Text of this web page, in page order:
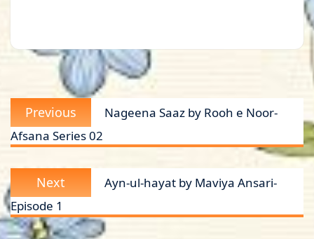
Post
navigation
Previous
post:
Nageena Saaz by Rooh e Noor-
Afsana Series 02
Next
post:
Ayn-ul-hayat by Maviya Ansari-
Episode 1